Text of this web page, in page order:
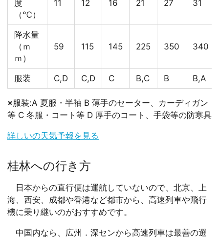
度
（℃）
11 12 16 21 27 31
降水量
（ｍ
ｍ）
59 115 145 225 350 340
服装 C,D C,D C B,C B B,A
※服装:A 夏服・半袖 B 薄手のセーター、カーディガン
等 C 冬服・コート等 D 厚手のコート、手袋等の防寒具
詳しいの天気予報を見る
桂林への行き方
日本からの直行便は運航していないので、北京、上
海、西安、成都や香港など都市から、高速列車や飛行
機に乗り継いのがおすすめです。
中国内なら、広州．深センから高速列車は最善の選